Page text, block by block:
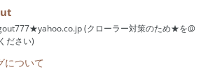
(クローラー対策のため★を@
ださい)
について